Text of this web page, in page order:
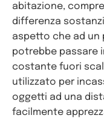
abitazione,
differenza
aspetto che ad un
potrebbe passare
costante fuori
utilizzato per
oggetti ad una
facilmente